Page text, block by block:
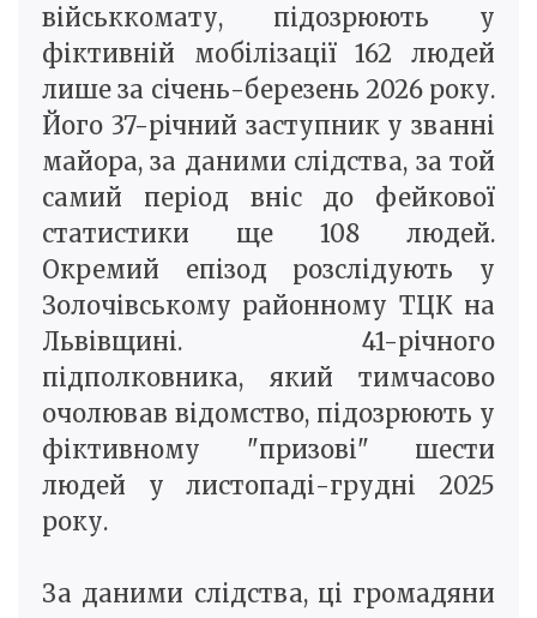
військкомату, підозрюють у
фіктивній мобілізації 162 людей
лише за січень-березень 2026 року.
Його 37-річний заступник у званні
майора, за даними слідства, за той
самий період вніс до фейкової
статистики ще 108 людей.
Окремий епізод розслідують у
Золочівському районному ТЦК на
Львівщині. 41-річного
підполковника, який тимчасово
очолював відомство, підозрюють у
фіктивному "призові" шести
людей у листопаді-грудні 2025
року.
За даними слідства, ці громадяни